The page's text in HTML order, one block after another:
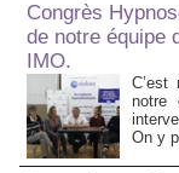
Congrès
de notre équipe
IMO.
C’est
notre
On y